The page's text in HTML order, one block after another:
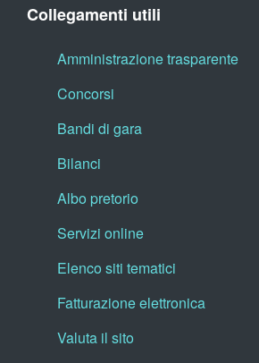
Collegamenti utili
Amministrazione trasparente
Concorsi
Bandi di gara
Bilanci
Albo pretorio
Servizi online
Elenco siti tematici
Fatturazione elettronica
Valuta il sito